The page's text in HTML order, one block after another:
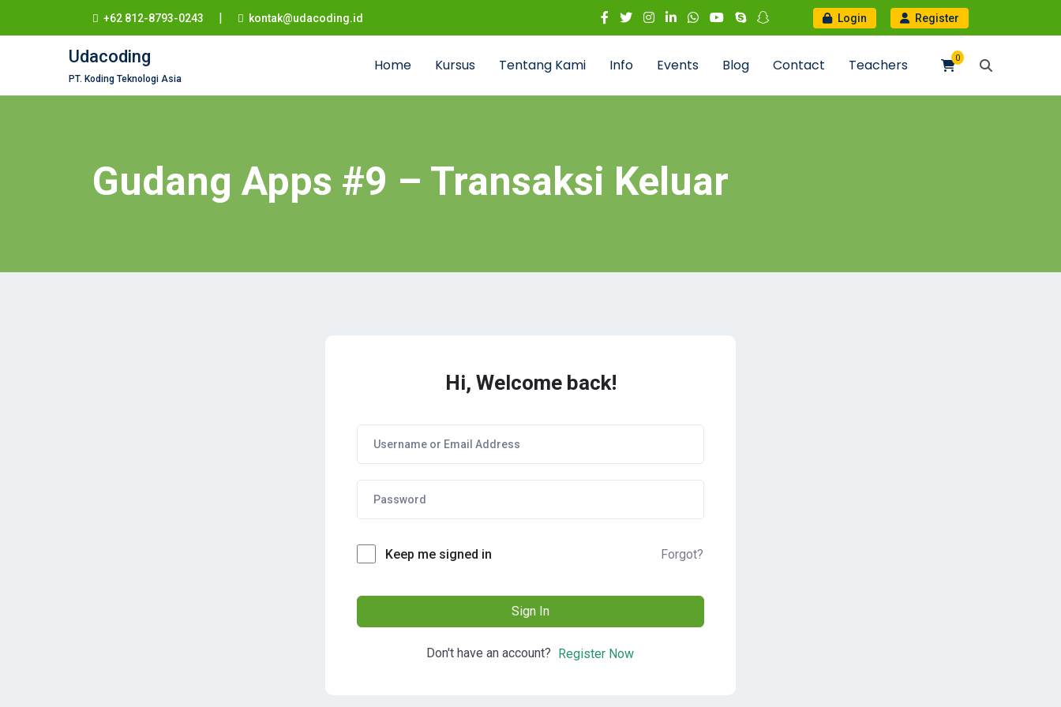
+62 812-8793-0243 | kontak@udacoding.id Login Register
Udacoding
PT. Koding Teknologi Asia
Home Kursus Tentang Kami Info Events Blog Contact Teachers 0
Gudang Apps #9 – Transaksi Keluar
Hi, Welcome back!
Keep me signed in Forgot?
Sign In
Don't have an account? Register Now